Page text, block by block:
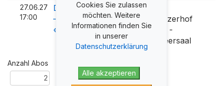
27.06.27
17:00
Die vier Jahreszeiten
– einmal anders
«Sommer»
Hotel
Schweizerhof
Luzern -
Zeugheersaal
Anzahl Abos
Cookies Sie zulassen
möchten. Weitere
Informationen finden Sie
in unserer
Datenschutzerklärung
Alle akzeptieren